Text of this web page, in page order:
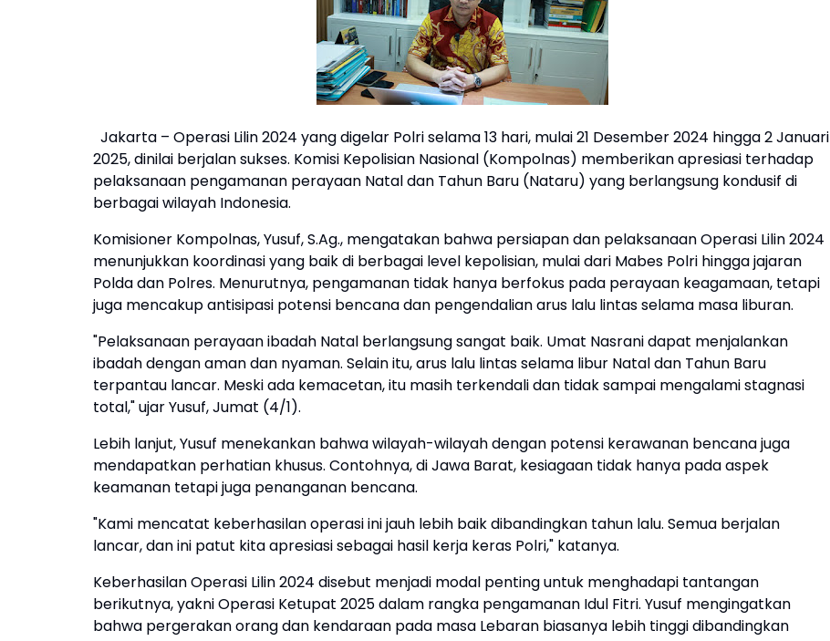
Jakarta – Operasi Lilin 2024 yang digelar Polri selama 13 hari, mulai 21 Desember 2024 hingga 2 Januari
2025, dinilai berjalan sukses. Komisi Kepolisian Nasional (Kompolnas) memberikan apresiasi terhadap
pelaksanaan pengamanan perayaan Natal dan Tahun Baru (Nataru) yang berlangsung kondusif di
berbagai wilayah Indonesia.
Komisioner Kompolnas, Yusuf, S.Ag., mengatakan bahwa persiapan dan pelaksanaan Operasi Lilin 2024
menunjukkan koordinasi yang baik di berbagai level kepolisian, mulai dari Mabes Polri hingga jajaran
Polda dan Polres. Menurutnya, pengamanan tidak hanya berfokus pada perayaan keagamaan, tetapi
juga mencakup antisipasi potensi bencana dan pengendalian arus lalu lintas selama masa liburan.
"Pelaksanaan perayaan ibadah Natal berlangsung sangat baik. Umat Nasrani dapat menjalankan
ibadah dengan aman dan nyaman. Selain itu, arus lalu lintas selama libur Natal dan Tahun Baru
terpantau lancar. Meski ada kemacetan, itu masih terkendali dan tidak sampai mengalami stagnasi
total," ujar Yusuf, Jumat (4/1).
Lebih lanjut, Yusuf menekankan bahwa wilayah-wilayah dengan potensi kerawanan bencana juga
mendapatkan perhatian khusus. Contohnya, di Jawa Barat, kesiagaan tidak hanya pada aspek
keamanan tetapi juga penanganan bencana.
"Kami mencatat keberhasilan operasi ini jauh lebih baik dibandingkan tahun lalu. Semua berjalan
lancar, dan ini patut kita apresiasi sebagai hasil kerja keras Polri," katanya.
Keberhasilan Operasi Lilin 2024 disebut menjadi modal penting untuk menghadapi tantangan
berikutnya, yakni Operasi Ketupat 2025 dalam rangka pengamanan Idul Fitri. Yusuf mengingatkan
bahwa pergerakan orang dan kendaraan pada masa Lebaran biasanya lebih tinggi dibandingkan